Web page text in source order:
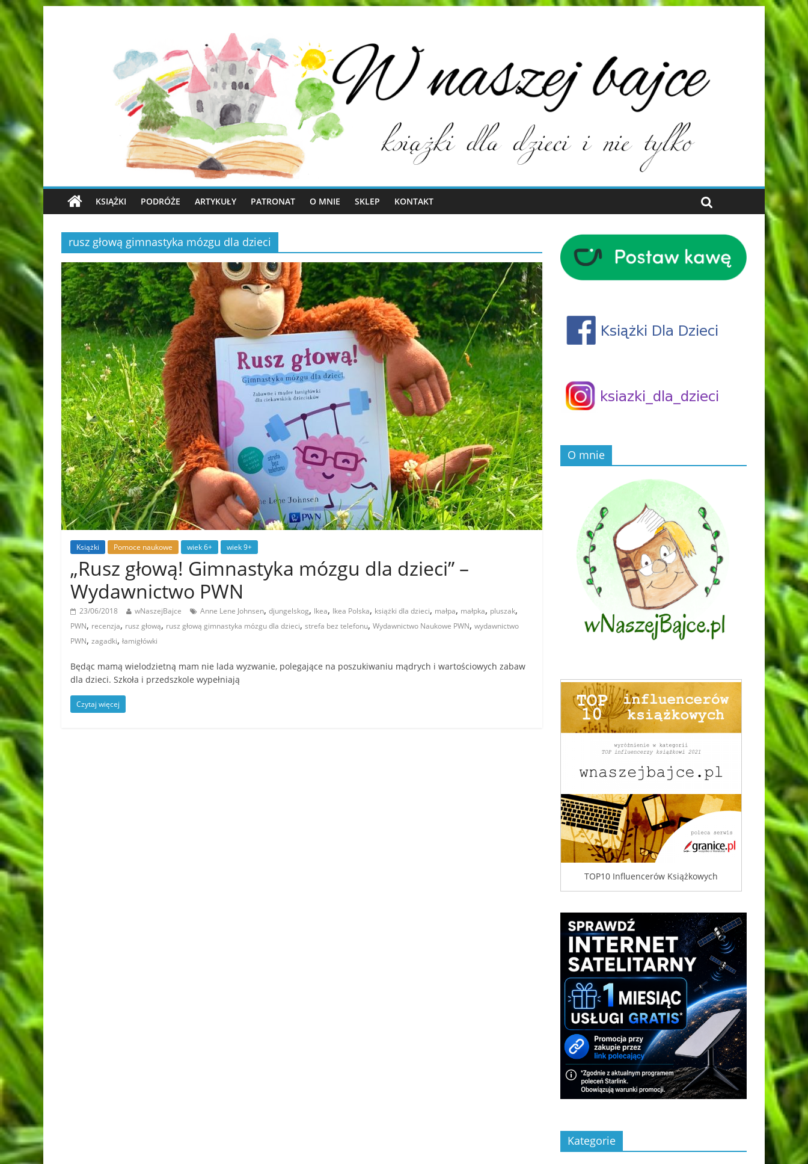
KSIĄŻKI PODRÓŻE ARTYKUŁY PATRONAT O MNIE SKLEP KONTAKT
rusz głową gimnastyka mózgu dla dzieci
Książki Pomoce naukowe wiek 6+ wiek 9+
„Rusz głową! Gimnastyka mózgu dla dzieci” –
Wydawnictwo PWN
23/06/2018 wNaszejBajce Anne Lene Johnsen, djungelskog, Ikea, Ikea Polska, książki dla dzieci, małpa, małpka, pluszak,
PWN, recenzja, rusz głową, rusz głową gimnastyka mózgu dla dzieci, strefa bez telefonu, Wydawnictwo Naukowe PWN, wydawnictwo
PWN, zagadki, łamigłówki
Będąc mamą wielodzietną mam nie lada wyzwanie, polegające na poszukiwaniu mądrych i wartościowych zabaw
dla dzieci. Szkoła i przedszkole wypełniają
Czytaj więcej
O mnie
TOP10 Influencerów Książkowych
Kategorie